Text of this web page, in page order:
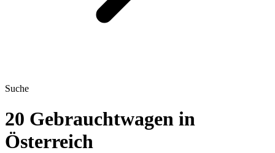
Suche
20 Gebrauchtwagen in
Österreich